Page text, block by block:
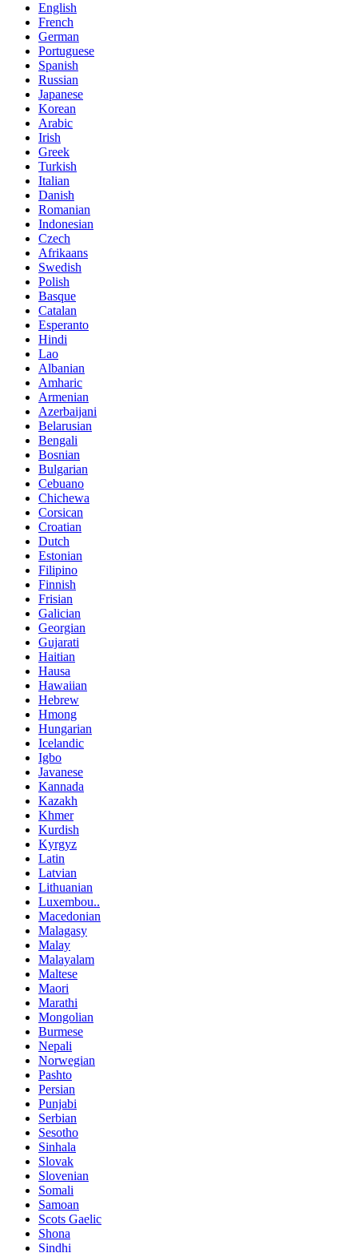
English
French
German
Portuguese
Spanish
Russian
Japanese
Korean
Arabic
Irish
Greek
Turkish
Italian
Danish
Romanian
Indonesian
Czech
Afrikaans
Swedish
Polish
Basque
Catalan
Esperanto
Hindi
Lao
Albanian
Amharic
Armenian
Azerbaijani
Belarusian
Bengali
Bosnian
Bulgarian
Cebuano
Chichewa
Corsican
Croatian
Dutch
Estonian
Filipino
Finnish
Frisian
Galician
Georgian
Gujarati
Haitian
Hausa
Hawaiian
Hebrew
Hmong
Hungarian
Icelandic
Igbo
Javanese
Kannada
Kazakh
Khmer
Kurdish
Kyrgyz
Latin
Latvian
Lithuanian
Luxembou..
Macedonian
Malagasy
Malay
Malayalam
Maltese
Maori
Marathi
Mongolian
Burmese
Nepali
Norwegian
Pashto
Persian
Punjabi
Serbian
Sesotho
Sinhala
Slovak
Slovenian
Somali
Samoan
Scots Gaelic
Shona
Sindhi